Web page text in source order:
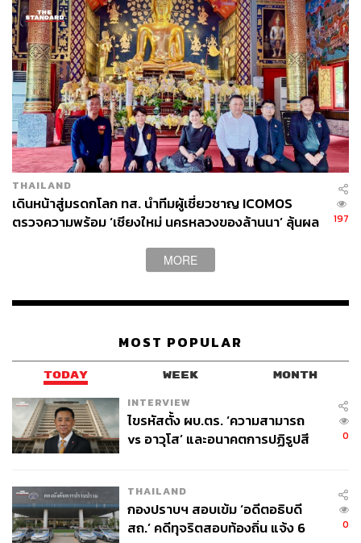
THAILAND
เดินหน้าสู่มรดกโลก ทส. นำทีมผู้เชี่ยวชาญ ICOMOS
ตรวจความพร้อม ‘เชียงใหม่ นครหลวงของล้านนา’ ลุ้นผล
197
MORE
MOST POPULAR
TODAY WEEK MONTH
INTERVIEW
ไขรหัสตั้ง ผบ.ตร. ‘ความสามารถ
vs อาวุโส’ และอนาคตการปฏิรูปสี
0
THAILAND
กองปราบฯ สอบเข้ม ‘อดีตอธิบดี
สถ.’ คดีทุจริตสอบท้องถิ่น แจ้ง 6
0